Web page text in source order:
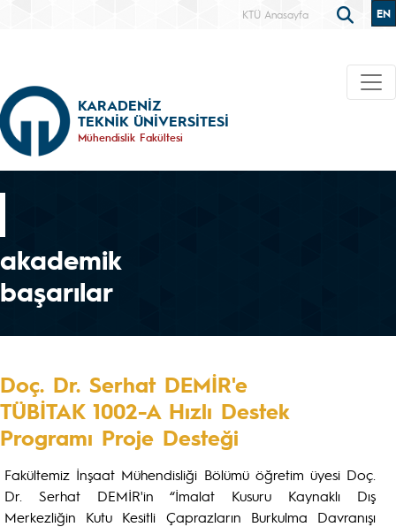
KTÜ Anasayfa EN
KARADENİZ
TEKNİK ÜNİVERSİTESİ
Mühendislik Fakültesi
akademik
başarılar
Doç. Dr. Serhat DEMİR'e
TÜBİTAK 1002-A Hızlı Destek
Programı Proje Desteği
Fakültemiz İnşaat Mühendisliği Bölümü öğretim üyesi Doç.
Dr. Serhat DEMİR'in “İmalat Kusuru Kaynaklı Dış
Merkezliğin Kutu Kesitli Çaprazların Burkulma Davranışı